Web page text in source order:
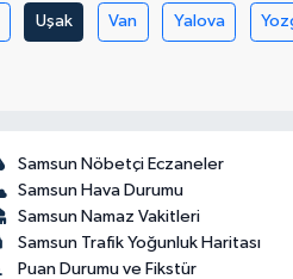
Uşak Van Yalova
Samsun Nöbetçi Eczaneler
Samsun Hava Durumu
Samsun Namaz Vakitleri
Samsun Trafik Yoğunluk Haritası
Puan Durumu ve Fikstür